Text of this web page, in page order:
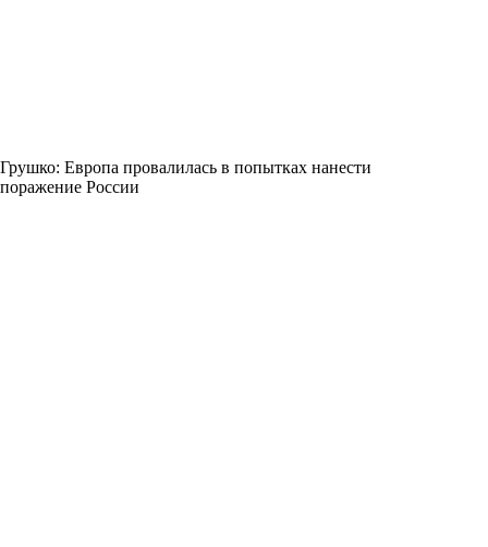
Грушко: Европа провалилась в попытках нанести
поражение России